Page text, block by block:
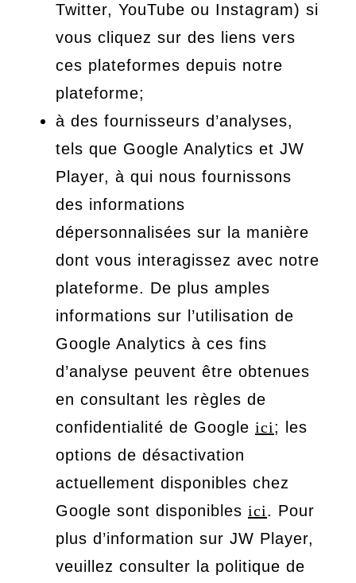
Twitter, YouTube ou Instagram) si
vous cliquez sur des liens vers
ces plateformes depuis notre
plateforme;
à des fournisseurs d’analyses,
tels que Google Analytics et JW
Player, à qui nous fournissons
des informations
dépersonnalisées sur la manière
dont vous interagissez avec notre
plateforme. De plus amples
informations sur l’utilisation de
Google Analytics à ces fins
d’analyse peuvent être obtenues
en consultant les règles de
confidentialité de Google ici; les
options de désactivation
actuellement disponibles chez
Google sont disponibles ici. Pour
plus d’information sur JW Player,
veuillez consulter la politique de